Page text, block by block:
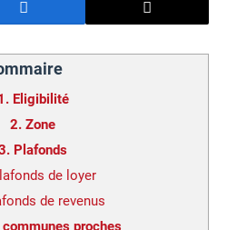
Eligibilité
2. Zone
Plafonds
de loyer
de revenus
proches